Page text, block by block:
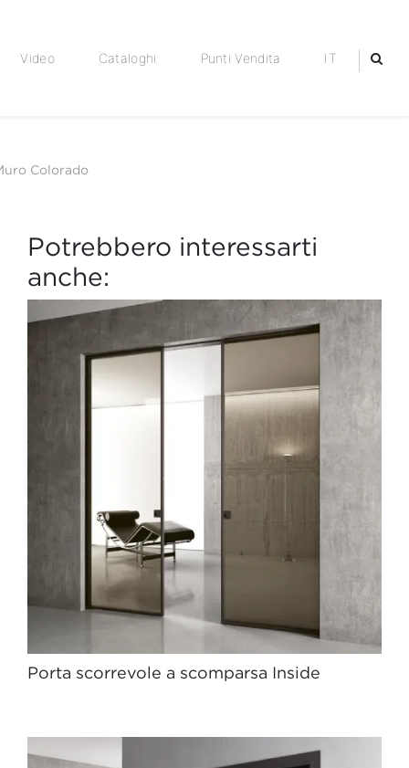
Video Cataloghi Punti Vendita IT
Colorado
Potrebbero interessarti
anche:
Porta scorrevole a scomparsa Inside